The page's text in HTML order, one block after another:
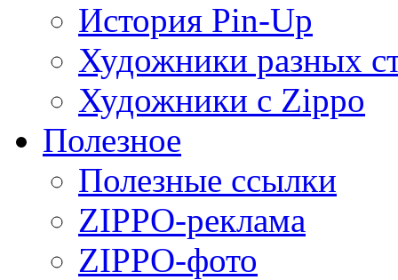
История Pin-Up
Художники разных
Художники с Zippo
Полезное
Полезные ссылки
ZIPPO-реклама
ZIPPO-фото